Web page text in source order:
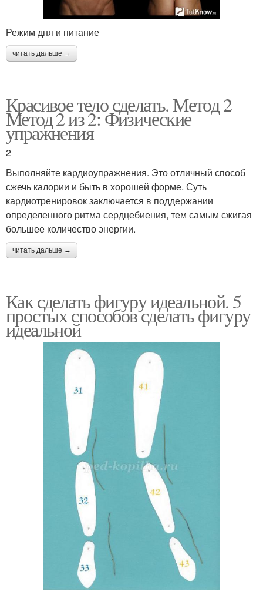
Режим дня и питание
читать дальше →
Красивое тело сделать. Метод 2
Метод 2 из 2: Физические
упражнения
2
Выполняйте кардиоупражнения. Это отличный способ
сжечь калории и быть в хорошей форме. Суть
кардиотренировок заключается в поддержании
определенного ритма сердцебиения, тем самым сжигая
большее количество энергии.
читать дальше →
Как сделать фигуру идеальной. 5
простых способов сделать фигуру
идеальной